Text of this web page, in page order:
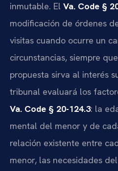
inmutable. El Va. Code §
modificación de órdenes
visitas cuando ocurre un
circunstancias, siempre
propuesta sirva al interés
tribunal evaluará los
Va. Code § 20-124.3: la
mental del menor y de
relación existente entre
menor, las necesidades